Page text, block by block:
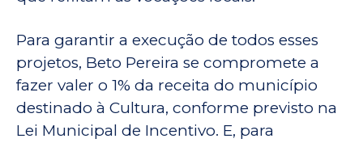
Para garantir a execução de todos esses
projetos, Beto Pereira se compromete a
fazer valer o 1% da receita do município
destinado à Cultura, conforme previsto na
Lei Municipal de Incentivo. E, para